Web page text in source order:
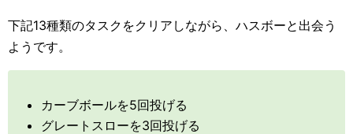
下記13種類のタスクをクリアしながら、ハスボーと出会う
ようです。
カーブボールを5回投げる
グレートスローを3回投げる